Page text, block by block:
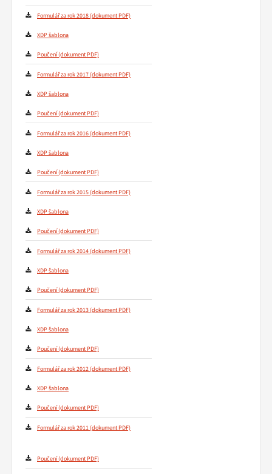
Formulář za rok 2018
XDP šablona
Poučení
Formulář za rok 2017
XDP šablona
Poučení
Formulář za rok 2016
XDP šablona
Poučení
Formulář za rok 2015
XDP šablona
Poučení
Formulář za rok 2014
XDP šablona
Poučení
Formulář za rok 2013
XDP šablona
Poučení
Formulář za rok 2012
XDP šablona
Poučení
Formulář za rok 2011
Poučení